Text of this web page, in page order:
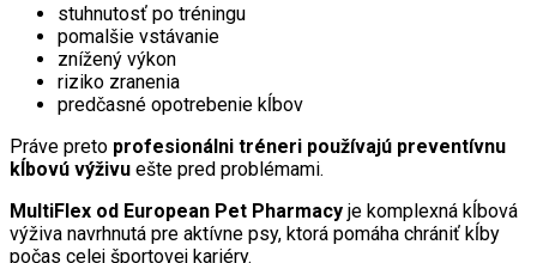
stuhnutosť po tréningu
pomalšie vstávanie
znížený výkon
riziko zranenia
predčasné opotrebenie kĺbov
Práve preto profesionálni tréneri používajú preventívnu
kĺbovú výživu ešte pred problémami.
MultiFlex od European Pet Pharmacy je komplexná kĺbová
výživa navrhnutá pre aktívne psy, ktorá pomáha chrániť kĺby
počas celej športovej kariéry.